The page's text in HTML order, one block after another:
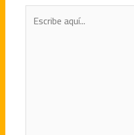
aquí...